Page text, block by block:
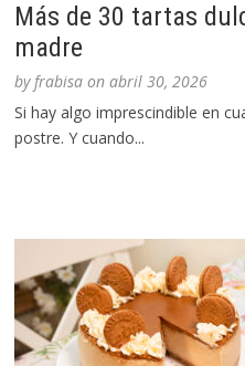
Más de 30 tartas
madre
byfrabisa onabril 30, 2026
Si hay algo imprescindible en
postre. Y cuando...